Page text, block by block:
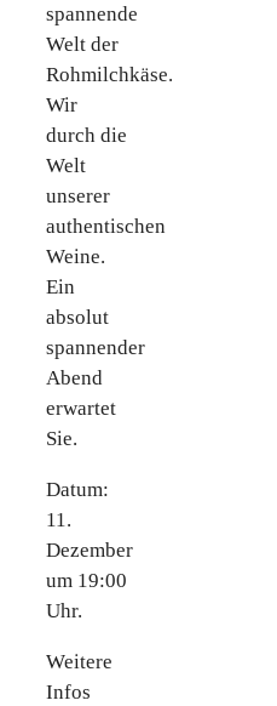
spannende
Welt der
Rohmilchkäse.
Wir
durch die
Welt
unserer
authentischen
Weine.
Ein
absolut
spannender
Abend
erwartet
Sie.
Datum:
11.
Dezember
um 19:00
Uhr.
Weitere
Infos